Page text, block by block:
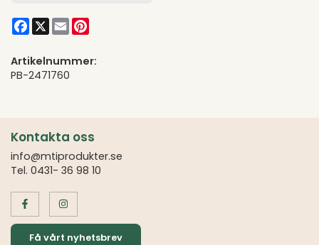
Facebook
X Email
Artikelnummer:
PB-2471760
Kontakta oss
info@mtiprodukter.se
Tel. 0431- 36 98 10
Få vårt nyhetsbrev